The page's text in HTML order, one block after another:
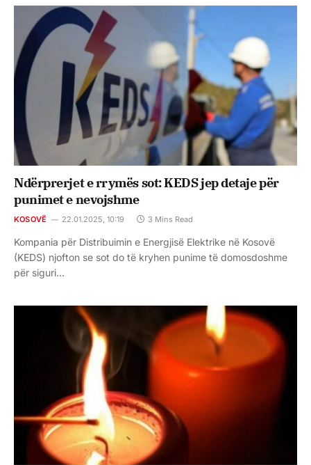
Ndërprerjet e rrymës sot: KEDS jep detaje për
punimet e nevojshme
KOSOVË 22.01.2025, 10:19 3 Mins Read
Kompania për Distribuimin e Energjisë Elektrike në Kosovë
(KEDS) njofton se sot do të kryhen punime të domosdoshme
për siguri…